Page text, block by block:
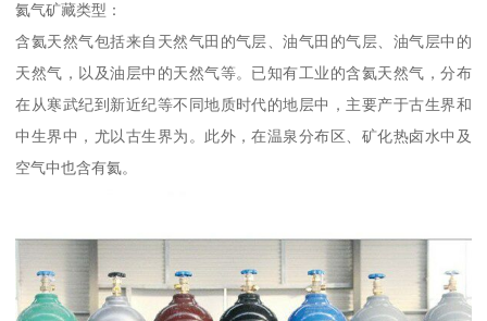
氦气矿藏类型：
含氦天然气包括来自天然气田的气层、油气田的气层、油气层中的
天然气，以及油层中的天然气等。已知有工业的含氦天然气，分布
在从寒武纪到新近纪等不同地质时代的地层中，主要产于古生界和
中生界中，尤以古生界为。此外，在温泉分布区、矿化热卤水中及
空气中也含有氦。